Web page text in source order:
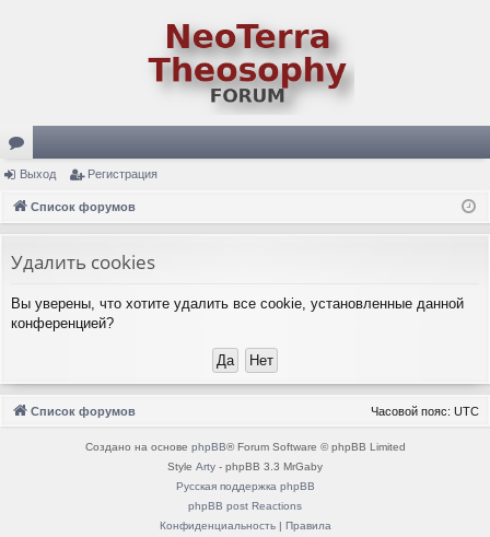
ор
ум
Выход Регистрация
Список форумов
Удалить cookies
Вы уверены, что хотите удалить все cookie, установленные данной
конференцией?
Список форумов Часовой пояс: UTC
Создано на основе phpBB® Forum Software © phpBB Limited
Style Arty - phpBB 3.3 MrGaby
Русская поддержка phpBB
phpBB post Reactions
Конфиденциальность| Правила